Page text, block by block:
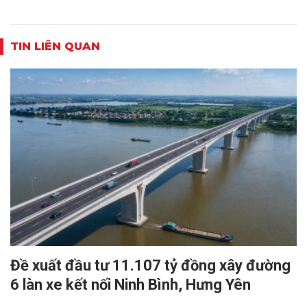
TIN LIÊN QUAN
Đề xuất đầu tư 11.107 tỷ đồng xây đường
6 làn xe kết nối Ninh Bình, Hưng Yên